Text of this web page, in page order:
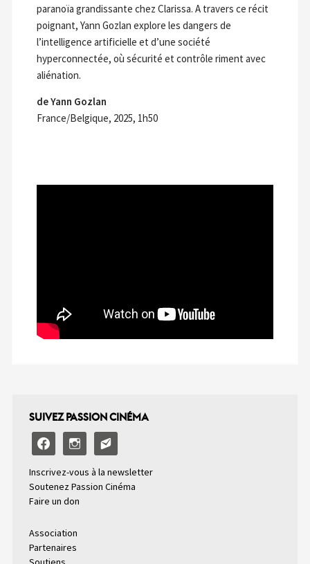
paranoïa grandissante chez Clarissa. A travers ce récit
poignant, Yann Gozlan explore les dangers de
l’intelligence artificielle et d’une société
hyperconnectée, où sécurité et contrôle riment avec
aliénation.
de Yann Gozlan
France/Belgique, 2025, 1h50
SUIVEZ PASSION CINÉMA
facebookinstagramemail-
alt2
Inscrivez-vous à la newsletter
Soutenez Passion Cinéma
Faire un don
Association
Partenaires